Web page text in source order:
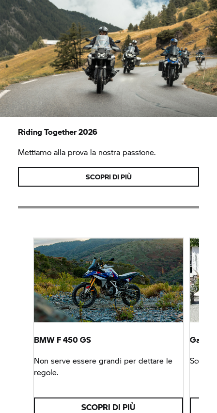
Riding Together 2026
Mettiamo alla prova la nostra passione.
SCOPRI DI PIÙ
BMW F 450 GS
Non serve essere grandi per dettare le
regole.
SCOPRI DI PIÙ
Scegli